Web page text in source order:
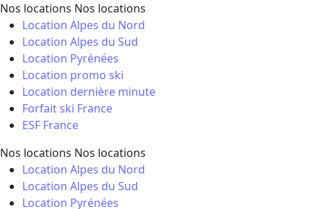
Nos locations Nos locations
Location Alpes du Nord
Location Alpes du Sud
Location Pyrénées
Location promo ski
Location dernière minute
Forfait ski France
ESF France
Nos locations Nos locations
Location Alpes du Nord
Location Alpes du Sud
Location Pyrénées